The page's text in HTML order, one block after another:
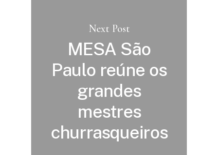
Next Post
MESA São
Paulo reúne os
grandes
mestres
churrasqueiros